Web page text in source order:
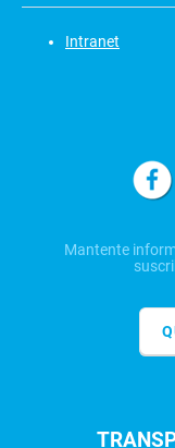
Intranet
Mantente